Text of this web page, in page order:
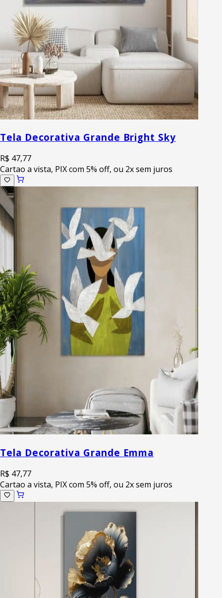
Tela Decorativa Grande Bright Sky
R$ 47,77
Cartao a vista, PIX com 5% off, ou 2x sem juros
Tela Decorativa Grande Emma
R$ 47,77
Cartao a vista, PIX com 5% off, ou 2x sem juros